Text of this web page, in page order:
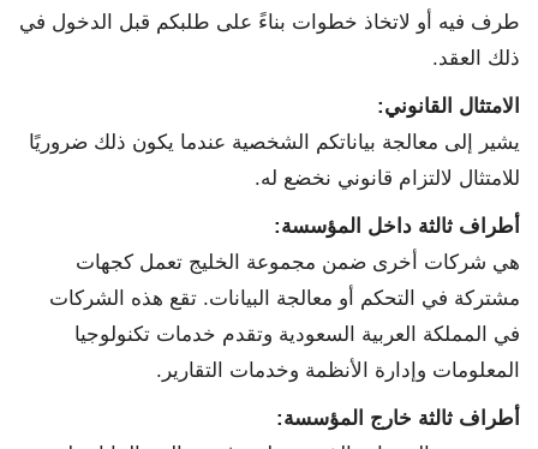
طرف فيه أو لاتخاذ خطوات بناءً على طلبكم قبل الدخول في
ذلك العقد.
الامتثال القانوني:
يشير إلى معالجة بياناتكم الشخصية عندما يكون ذلك ضروريًا
للامتثال لالتزام قانوني نخضع له.
أطراف ثالثة داخل المؤسسة:
هي شركات أخرى ضمن مجموعة الخليج تعمل كجهات
مشتركة في التحكم أو معالجة البيانات. تقع هذه الشركات
في المملكة العربية السعودية وتقدم خدمات تكنولوجيا
المعلومات وإدارة الأنظمة وخدمات التقارير.
أطراف ثالثة خارج المؤسسة: